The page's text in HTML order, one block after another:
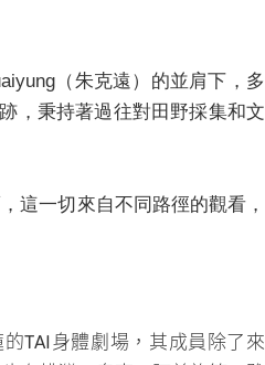
（朱克遠）的並肩下，多
，秉持著過往對田野採集和文
這一切來自不同路徑的觀看，
TAI身體劇場，其成員除了來